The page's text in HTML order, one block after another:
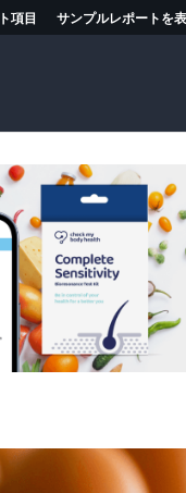
項目 サンプルレポートを